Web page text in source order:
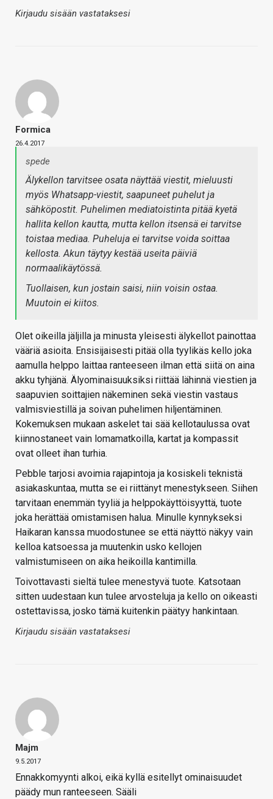
Kirjaudu sisään vastataksesi
Formica
26.4.2017
spede
Älykellon tarvitsee osata näyttää viestit, mieluusti
myös Whatsapp-viestit, saapuneet puhelut ja
sähköpostit. Puhelimen mediatoistinta pitää kyetä
hallita kellon kautta, mutta kellon itsensä ei tarvitse
toistaa mediaa. Puheluja ei tarvitse voida soittaa
kellosta. Akun täytyy kestää useita päiviä
normaalikäytössä.
Tuollaisen, kun jostain saisi, niin voisin ostaa.
Muutoin ei kiitos.
Olet oikeilla jäljilla ja minusta yleisesti älykellot painottaa
vääriä asioita. Ensisijaisesti pitää olla tyylikäs kello joka
aamulla helppo laittaa ranteeseen ilman että siitä on aina
akku tyhjänä. Älyominaisuuksiksi riittää lähinnä viestien ja
saapuvien soittajien näkeminen sekä viestin vastaus
valmisviestillä ja soivan puhelimen hiljentäminen.
Kokemuksen mukaan askelet tai sää kellotaulussa ovat
kiinnostaneet vain lomamatkoilla, kartat ja kompassit
ovat olleet ihan turhia.
Pebble tarjosi avoimia rajapintoja ja kosiskeli teknistä
asiakaskuntaa, mutta se ei riittänyt menestykseen. Siihen
tarvitaan enemmän tyyliä ja helppokäyttöisyyttä, tuote
joka herättää omistamisen halua. Minulle kynnykseksi
Haikaran kanssa muodostunee se että näyttö näkyy vain
kelloa katsoessa ja muutenkin usko kellojen
valmistumiseen on aika heikoilla kantimilla.
Toivottavasti sieltä tulee menestyvä tuote. Katsotaan
sitten uudestaan kun tulee arvosteluja ja kello on oikeasti
ostettavissa, josko tämä kuitenkin päätyy hankintaan.
Kirjaudu sisään vastataksesi
Majm
9.5.2017
Ennakkomyynti alkoi, eikä kyllä esitellyt ominaisuudet
päädy mun ranteeseen. Sääli